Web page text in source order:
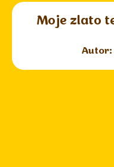
Moje zlato
Autor: